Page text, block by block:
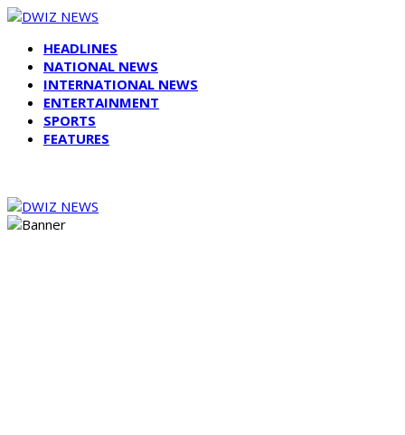
HEADLINES
NATIONAL NEWS
INTERNATIONAL NEWS
ENTERTAINMENT
SPORTS
FEATURES